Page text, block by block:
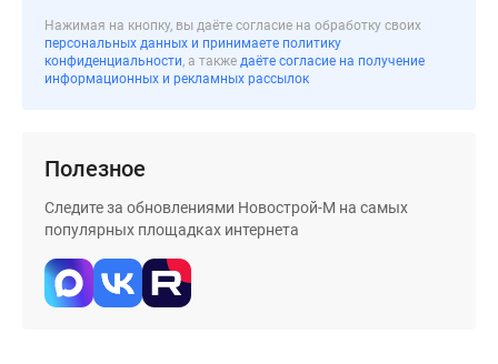
#траншевая
ипотека
#рассрочка
Квартиры
скидками
Видео
Нажимая на кнопку, вы даёте согласие на обработку своих
персональных данных и принимаете политику
конфиденциальности, а также даёте согласие на получение
информационных и рекламных рассылок
Полезное
Следите за обновлениями Новострой-М на самых
популярных площадках интернета